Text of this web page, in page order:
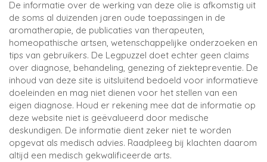
De informatie over de werking van deze olie is afkomstig uit
de soms al duizenden jaren oude toepassingen in de
aromatherapie, de publicaties van therapeuten,
homeopathische artsen, wetenschappelijke onderzoeken en
tips van gebruikers. De Legpuzzel doet echter geen claims
over diagnose, behandeling, genezing of ziektepreventie. De
inhoud van deze site is uitsluitend bedoeld voor informatieve
doeleinden en mag niet dienen voor het stellen van een
eigen diagnose. Houd er rekening mee dat de informatie op
deze website niet is geëvalueerd door medische
deskundigen. De informatie dient zeker niet te worden
opgevat als medisch advies. Raadpleeg bij klachten daarom
altijd een medisch gekwalificeerde arts.